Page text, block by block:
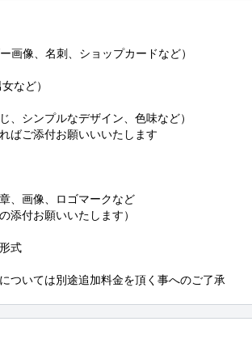
画像、名刺、ショップカードなど）
など）
、シンプルなデザイン、色味など）
ご添付お願いいいたします
、画像、ロゴマークなど
付お願いいたします）
式
ついては別途追加料金を頂く事へのご了承